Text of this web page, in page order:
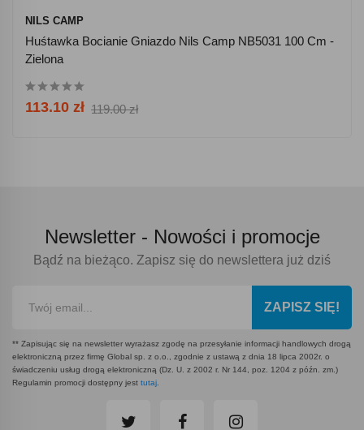
NILS CAMP
Huśtawka Bocianie Gniazdo Nils Camp NB5031 100 Cm -
Zielona
113.10 zł 119.00 zł
Newsletter - Nowości i promocje
Bądź na bieżąco. Zapisz się do newslettera już dziś
ZAPISZ SIĘ!
** Zapisując się na newsletter wyrażasz zgodę na przesyłanie informacji handlowych drogą
elektroniczną przez firmę Global sp. z o.o., zgodnie z ustawą z dnia 18 lipca 2002r. o
świadczeniu usług drogą elektroniczną (Dz. U. z 2002 r. Nr 144, poz. 1204 z późn. zm.)
Regulamin promocji dostępny jest tutaj.